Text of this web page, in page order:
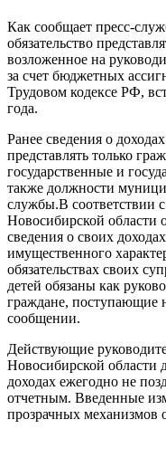
Как сообщает пресс-
обязательство
возложенное на
за счет бюджетных
Трудовом кодексе РФ,
года.
Ранее сведения о
представлять только
государственные и
также должности
службы.В соответствии
Новосибирской области
сведения о своих
имущественного
обязательствах своих
детей обязаны как
граждане, поступающие
сообщении.
Действующие
Новосибирской области
доходах ежегодно не
отчетным. Введенные
прозрачных механизмов